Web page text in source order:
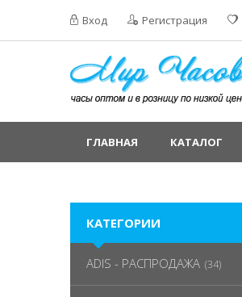
Вход Регистрация
ГЛАВНАЯ КАТАЛОГ
КАТЕГОРИИ
ADIS - РАСПРОДАЖА (34)